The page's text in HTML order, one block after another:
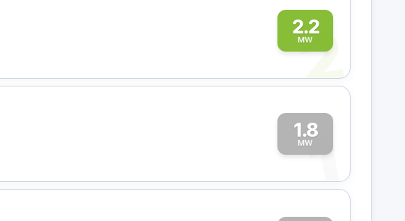
2.2
MW
2
1.8
MW
1